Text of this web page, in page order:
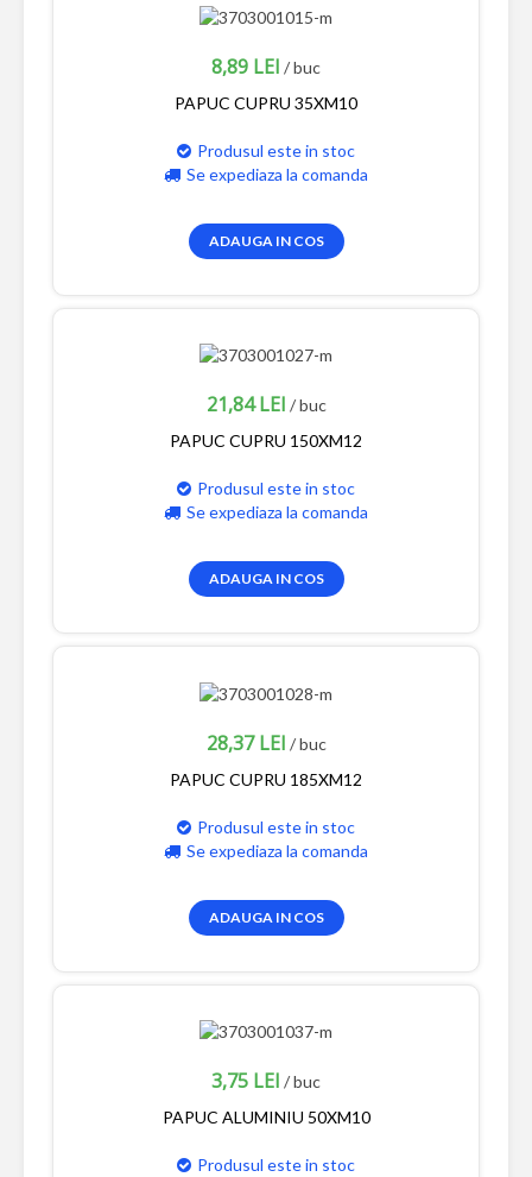
8,89 LEI / buc
PAPUC CUPRU 35XM10
Produsul este in stoc
Se expediaza la comanda
ADAUGA IN COS
21,84 LEI / buc
PAPUC CUPRU 150XM12
Produsul este in stoc
Se expediaza la comanda
ADAUGA IN COS
28,37 LEI / buc
PAPUC CUPRU 185XM12
Produsul este in stoc
Se expediaza la comanda
ADAUGA IN COS
3,75 LEI / buc
PAPUC ALUMINIU 50XM10
Produsul este in stoc